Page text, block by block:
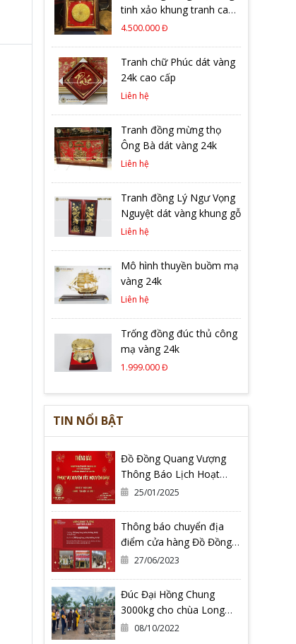
tinh xảo khung tranh cao
cấp
4.500.000 Đ
Tranh chữ Phúc dát vàng
24k cao cấp
Liên hệ
Tranh đồng mừng thọ
Ông Bà dát vàng 24k
Liên hệ
Tranh đồng Lý Ngư Vọng
Nguyệt dát vàng khung gỗ
Liên hệ
Mô hình thuyền buồm mạ
vàng 24k
Liên hệ
Trống đồng đúc thủ công
mạ vàng 24k
1.999.000 Đ
TIN NỔI BẬT
Đồ Đồng Quang Vượng
Thông Báo Lịch Hoạt
Động Tết Nguyên Đán Ất
25/01/2025
Thông báo chuyển địa
điểm cửa hàng Đồ Đồng
Quang Vượng Cơ Sở 2
27/06/2023
Đúc Đại Hồng Chung
3000kg cho chùa Long
Hoa Thiền Tự - Tỉnh Bình
08/10/2022